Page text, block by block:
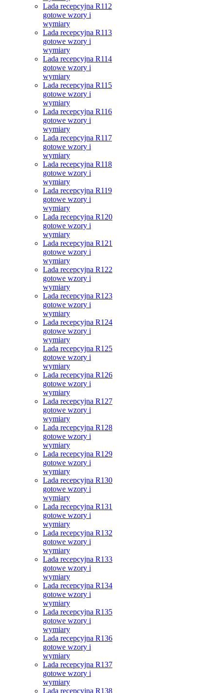
Lada recepcyjna R112
gotowe wzory i
wymiary
Lada recepcyjna R113
gotowe wzory i
wymiary
Lada recepcyjna R114
gotowe wzory i
wymiary
Lada recepcyjna R115
gotowe wzory i
wymiary
Lada recepcyjna R116
gotowe wzory i
wymiary
Lada recepcyjna R117
gotowe wzory i
wymiary
Lada recepcyjna R118
gotowe wzory i
wymiary
Lada recepcyjna R119
gotowe wzory i
wymiary
Lada recepcyjna R120
gotowe wzory i
wymiary
Lada recepcyjna R121
gotowe wzory i
wymiary
Lada recepcyjna R122
gotowe wzory i
wymiary
Lada recepcyjna R123
gotowe wzory i
wymiary
Lada recepcyjna R124
gotowe wzory i
wymiary
Lada recepcyjna R125
gotowe wzory i
wymiary
Lada recepcyjna R126
gotowe wzory i
wymiary
Lada recepcyjna R127
gotowe wzory i
wymiary
Lada recepcyjna R128
gotowe wzory i
wymiary
Lada recepcyjna R129
gotowe wzory i
wymiary
Lada recepcyjna R130
gotowe wzory i
wymiary
Lada recepcyjna R131
gotowe wzory i
wymiary
Lada recepcyjna R132
gotowe wzory i
wymiary
Lada recepcyjna R133
gotowe wzory i
wymiary
Lada recepcyjna R134
gotowe wzory i
wymiary
Lada recepcyjna R135
gotowe wzory i
wymiary
Lada recepcyjna R136
gotowe wzory i
wymiary
Lada recepcyjna R137
gotowe wzory i
wymiary
Lada recepcyjna R138